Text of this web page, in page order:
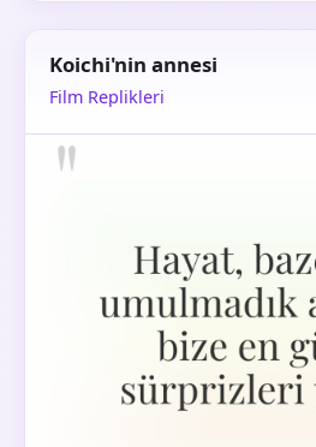
Koichi'nin annesi
Film Replikleri